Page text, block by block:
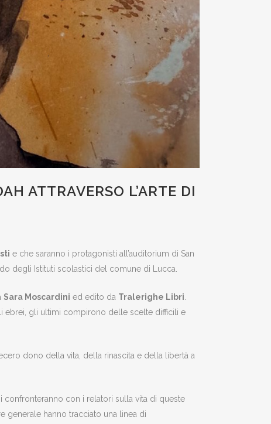
ATTRAVERSO L’ARTE DI
e che saranno i protagonisti all’auditorium di San
degli Istituti scolastici del comune di Lucca.
Sara Moscardini ed edito da Tralerighe Libri
ebrei, gli ultimi compirono delle scelte difficili e
dono della vita, della rinascita e della libertà a
con i relatori sulla vita di queste
generale hanno tracciato una linea di